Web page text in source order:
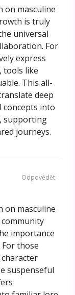
on masculine
is truly
universal
For
express
tools like
This all-
deep
concepts into
supporting
journeys.
on masculine
importance
those
suspenseful
Odpovědět